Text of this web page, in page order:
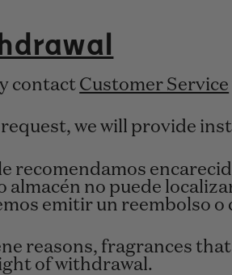
contact Customer Service
request, we will provide
recomendamos
almacén no puede
emitir un reembolso o
reasons, fragrances
of withdrawal.